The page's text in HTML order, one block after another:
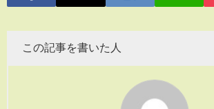
この記事を書いた人